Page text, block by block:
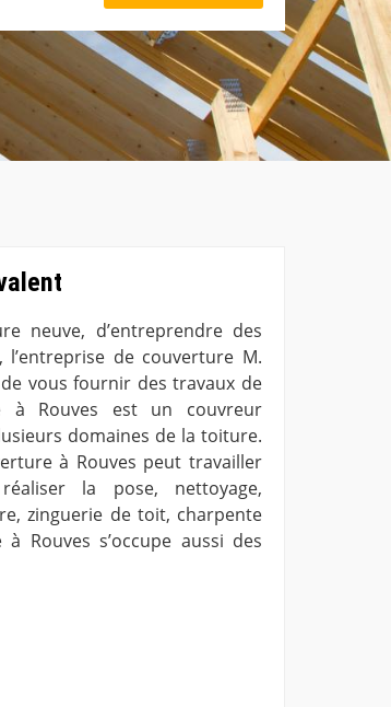
neuve, d’entreprendre des
de couverture M.
vous fournir des travaux de
à Rouves est un couvreur
domaines de la toiture.
à Rouves peut travailler
la pose, nettoyage,
zinguerie de toit, charpente
Rouves s’occupe aussi des